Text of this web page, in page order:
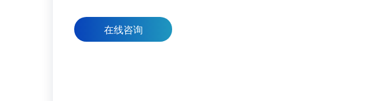
在线咨询